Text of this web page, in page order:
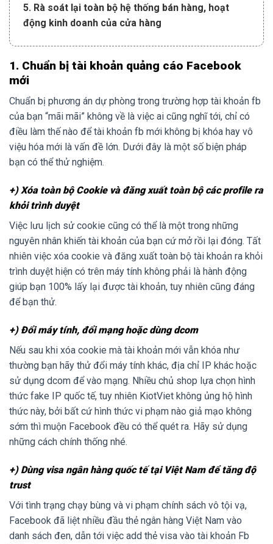
5. Rà soát lại toàn bộ hệ thống bán hàng, hoạt
động kinh doanh của cửa hàng
1. Chuẩn bị tài khoản quảng cáo Facebook
mới
Chuẩn bị phương án dự phòng trong trường hợp tài khoản fb
của bạn “mãi mãi” không về là việc ai cũng nghĩ tới, chỉ có
điều làm thế nào để tài khoản fb mới không bị khóa hay vô
việu hóa mới là vấn đề lớn. Dưới đây là một số biện pháp
bạn có thể thử nghiệm.
+) Xóa toàn bộ Cookie và đăng xuất toàn bộ các profile ra
khỏi trình duyệt
Việc lưu lịch sử cookie cũng có thể là một trong những
nguyên nhân khiến tài khoản của bạn cứ mở rồi lại đóng. Tất
nhiên việc xóa cookie và đăng xuất toàn bộ tài khoản ra khỏi
trình duyệt hiện có trên máy tính không phải là hành động
giúp bạn 100% lấy lại được tài khoản, tuy nhiên cũng đáng
để bạn thử.
+) Đổi máy tính, đổi mạng hoặc dùng dcom
Nếu sau khi xóa cookie mà tài khoản mới vẫn khóa như
thường bạn hãy thử đổi máy tính khác, địa chỉ IP khác hoặc
sử dụng dcom để vào mạng. Nhiều chủ shop lựa chọn hình
thức fake IP quốc tế, tuy nhiên KiotViet không ủng hộ hình
thức này, bởi bất cứ hình thức vi phạm nào giả mạo không
sớm thì muộn Facebook đều có thể quét ra. Hãy sử dụng
những cách chính thống nhé.
+) Dùng visa ngân hàng quốc tế tại Việt Nam để tăng độ
trust
Với tình trạng chạy bùng và vi phạm chính sách vô tội vạ,
Facebook đã liệt nhiều đầu thẻ ngân hàng Việt Nam vào
danh sách đen, dẫn tới việc add thẻ visa vào tài khoản Fb